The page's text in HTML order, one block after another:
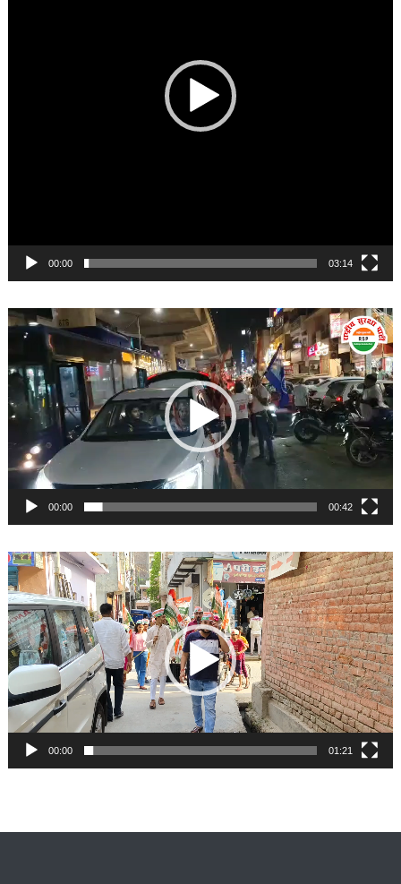
00:00 03:14
Video
Player
00:00 00:42
Video
Player
00:00 01:21